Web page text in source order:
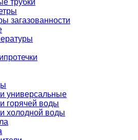
трубки
загазованности
универсальные
горячей воды
холодной воды